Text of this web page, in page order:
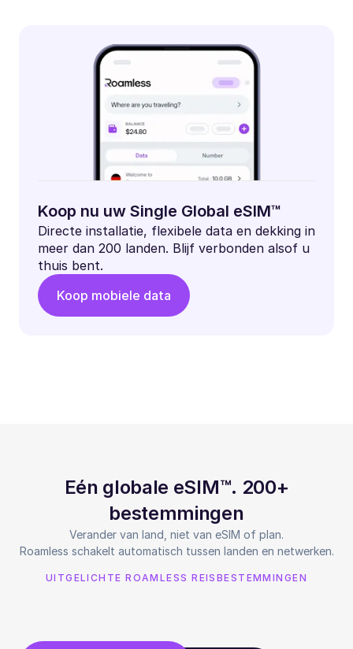
Koop nu uw Single Global eSIM™
Directe installatie, flexibele data en dekking in
meer dan 200 landen. Blijf verbonden alsof u
thuis bent.
Koop mobiele data
Eén globale eSIM™. 200+
bestemmingen
Verander van land, niet van eSIM of plan.
Roamless schakelt automatisch tussen landen en netwerken.
UITGELICHTE ROAMLESS REISBESTEMMINGEN